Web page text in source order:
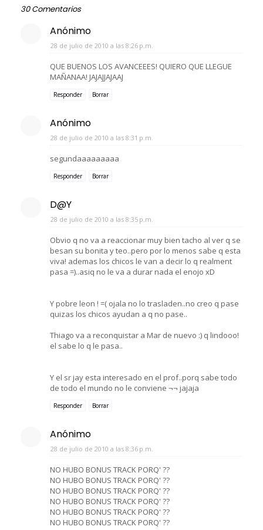
30 Comentarios
Anónimo
28 de julio de 2010 a las 8:26 p.m.
QUE BUENOS LOS AVANCEEES! QUIERO QUE LLEGUE
MAÑANAA! JAJAJJAJAAJ
Responder Borrar
Anónimo
28 de julio de 2010 a las 8:31 p.m.
segundaaaaaaaaa
Responder Borrar
D@Y
28 de julio de 2010 a las 8:35 p.m.
Obvio q no va a reaccionar muy bien tacho al ver q se
besan su bonita y teo..pero por lo menos sabe q esta
viva! ademas los chicos le van a decir lo q realment
pasa =)..asiq no le va a durar nada el enojo xD
Y pobre leon ! =( ojala no lo trasladen..no creo q pase
quizas los chicos ayudan a q no pase..
Thiago va a reconquistar a Mar de nuevo :) q lindooo!
el sabe lo q le pasa..
Y el sr jay esta interesado en el prof..porq sabe todo
de todo el mundo no le conviene ¬¬ jajaja
Responder Borrar
Anónimo
28 de julio de 2010 a las 8:36 p.m.
NO HUBO BONUS TRACK PORQ' ??
NO HUBO BONUS TRACK PORQ' ??
NO HUBO BONUS TRACK PORQ' ??
NO HUBO BONUS TRACK PORQ' ??
NO HUBO BONUS TRACK PORQ' ??
NO HUBO BONUS TRACK PORQ' ??